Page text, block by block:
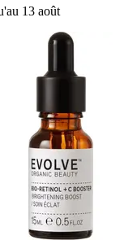
13 août